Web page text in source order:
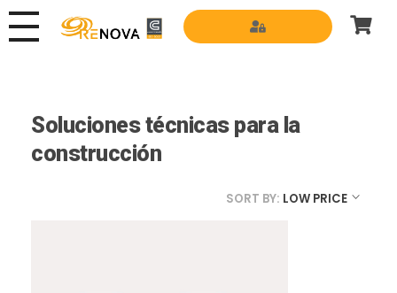
Soluciones técnicas para la
construcción
SORT BY: LOW PRICE